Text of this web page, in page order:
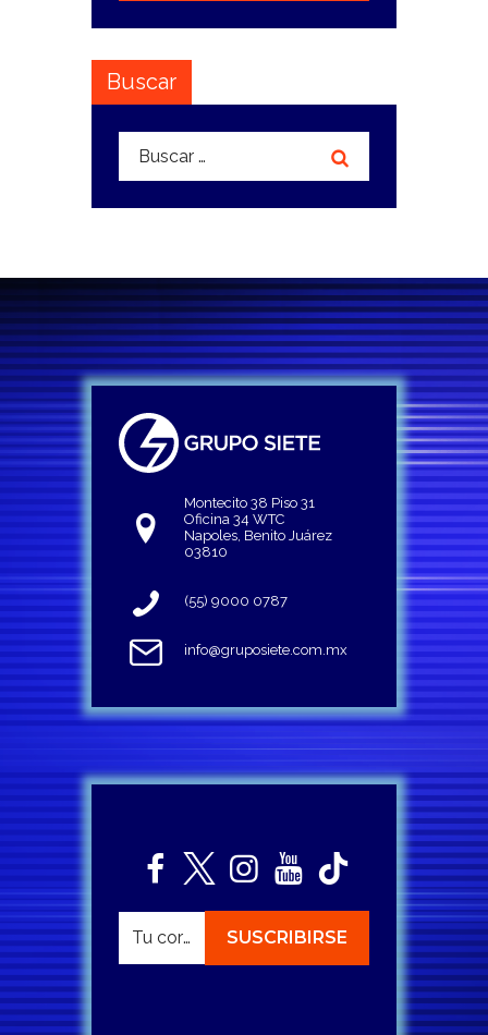
Buscar
Buscar:
Montecito 38 Piso 31
Oficina 34 WTC
Napoles, Benito Juárez
03810
(55) 9000 0787
info@gruposiete.com.mx